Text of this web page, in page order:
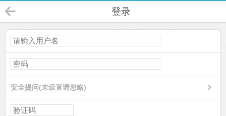
登录
安全提问(未设置请忽略)